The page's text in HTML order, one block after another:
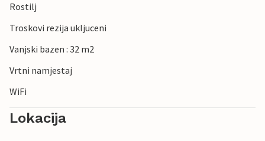
Rostilj
Troskovi rezija ukljuceni
Vanjski bazen : 32 m2
Vrtni namjestaj
WiFi
Lokacija